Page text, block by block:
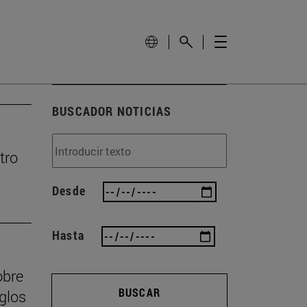
BUSCADOR NOTICIAS
Desde
Hasta
BUSCAR